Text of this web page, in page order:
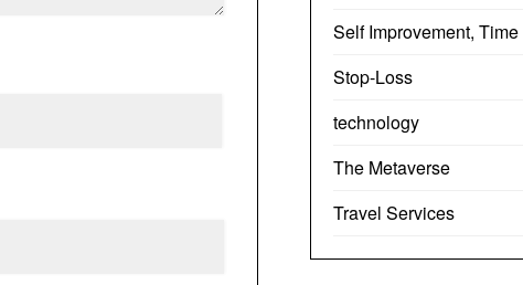
Self Improvement,
Stop-Loss
technology
The Metaverse
Travel Services